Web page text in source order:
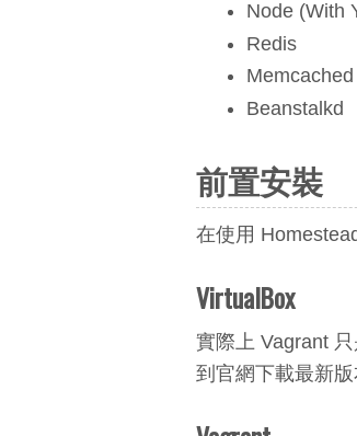
Node (With
Redis
Memcached
Beanstalkd
前置安裝
在使用
VirtualBox
實際上 Vagrant
到官網下載最新